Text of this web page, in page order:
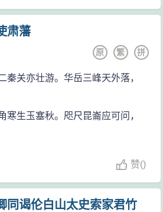
肃藩
拼
繁
原
秦关亦壮游。华岳三峰天外落，
寒生玉塞秋。咫尺昆崙应可问，
赞()
同谒伦白山太史索家君竹